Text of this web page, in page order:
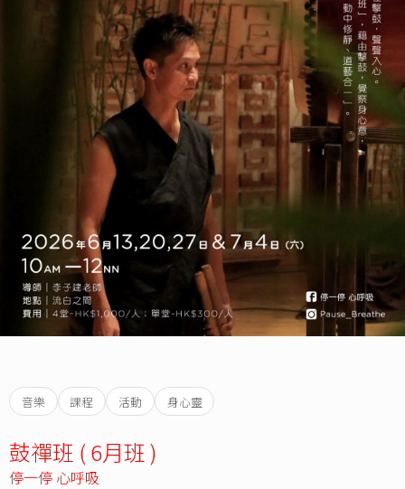
音樂 課程 活動 身心靈
鼓禪班 ( 6月班 )
停一停 心呼吸